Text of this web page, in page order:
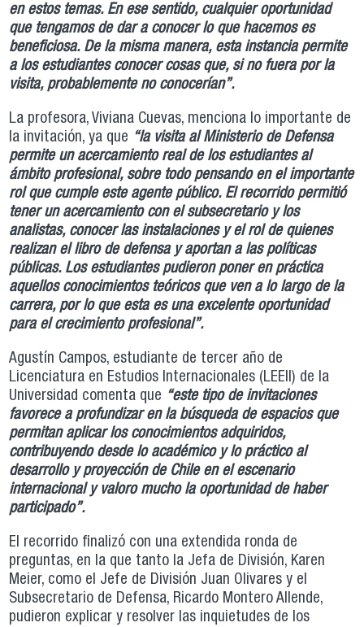
en estos temas. En ese sentido, cualquier oportunidad
que tengamos de dar a conocer lo que hacemos es
beneficiosa. De la misma manera, esta instancia permite
a los estudiantes conocer cosas que, si no fuera por la
visita, probablemente no conocerían”.
La profesora, Viviana Cuevas, menciona lo importante de
la invitación, ya que “la visita al Ministerio de Defensa
permite un acercamiento real de los estudiantes al
ámbito profesional, sobre todo pensando en el importante
rol que cumple este agente público. El recorrido permitió
tener un acercamiento con el subsecretario y los
analistas, conocer las instalaciones y el rol de quienes
realizan el libro de defensa y aportan a las políticas
públicas. Los estudiantes pudieron poner en práctica
aquellos conocimientos teóricos que ven a lo largo de la
carrera, por lo que esta es una excelente oportunidad
para el crecimiento profesional”.
Agustín Campos, estudiante de tercer año de
Licenciatura en Estudios Internacionales (LEEII) de la
Universidad comenta que “este tipo de invitaciones
favorece a profundizar en la búsqueda de espacios que
permitan aplicar los conocimientos adquiridos,
contribuyendo desde lo académico y lo práctico al
desarrollo y proyección de Chile en el escenario
internacional y valoro mucho la oportunidad de haber
participado”.
El recorrido finalizó con una extendida ronda de
preguntas, en la que tanto la Jefa de División, Karen
Meier, como el Jefe de División Juan Olivares y el
Subsecretario de Defensa, Ricardo Montero Allende,
pudieron explicar y resolver las inquietudes de los